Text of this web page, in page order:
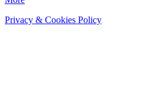
Privacy & Cookies Policy